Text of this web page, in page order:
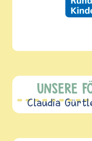
UNSERE
Claudia